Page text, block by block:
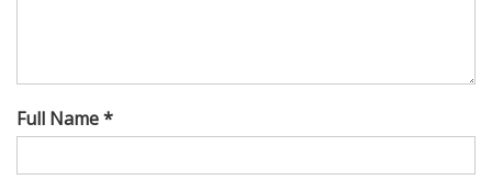
Full Name *